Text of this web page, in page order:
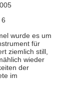
wurde es um
für
ziemlich still,
wieder
der
im